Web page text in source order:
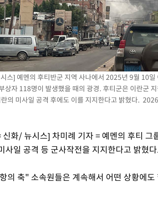
배경엔 美의 대한국 무역적자 있어"
구협회…초유의 압수수색에 '충격·당황'
최고치 경신…영등포 순간 '40도'
가 압수수색…내란 중요임무종사 혐의
복…0.26% 오른 801.67 마감
인트(4.58%) 내린 6296.38 마감
원 내린 1423.8원 마감
, 스페이스X 로켓 달 충돌 흔적 포착
기상청 "태풍 지나며 폭염 잠시 꺾인다"
스] 예멘의 후티반군 지역 사나에서 2025년 9월 10
상자 118명이 발생했을 때의 광경. 후티군은 이란군
의 미사일 공격 후에도 이를 지지한다고 밝혔다.
화/ 뉴시스] 차미례 기자 = 예멘의 후티 그
사일 공격 등 군사작전을 지지한다고 밝혔
의 축" 소속원들은 계속해서 어떤 상황에